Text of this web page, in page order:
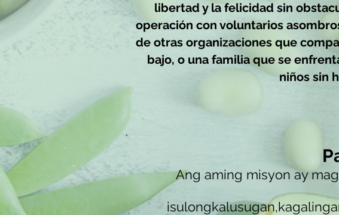
libertad y la felicidad sin
operación con voluntarios
de otras organizaciones que
bajo, o una familia que se
niños sin
Ang aming misyon ay
isulongkalusugan,